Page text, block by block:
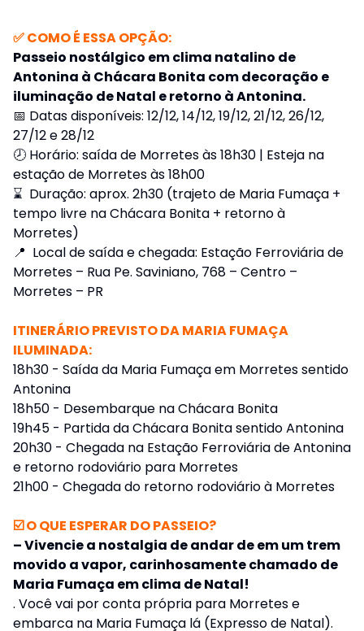
✅ COMO É ESSA OPÇÃO:
Passeio nostálgico em clima natalino de
Antonina à Chácara Bonita com decoração e
iluminação de Natal e retorno à Antonina.
📅 Datas disponíveis: 12/12, 14/12, 19/12, 21/12, 26/12,
27/12 e 28/12
🕗 Horário: saída de Morretes às 18h30 | Esteja na
estação de Morretes às 18h00
⌛ Duração: aprox. 2h30 (trajeto de Maria Fumaça +
tempo livre na Chácara Bonita + retorno à
Morretes)
📍 Local de saída e chegada: Estação Ferroviária de
Morretes – Rua Pe. Saviniano, 768 – Centro –
Morretes – PR
ITINERÁRIO PREVISTO DA MARIA FUMAÇA
ILUMINADA:
18h30 - Saída da Maria Fumaça em Morretes sentido
Antonina
18h50 - Desembarque na Chácara Bonita
19h45 - Partida da Chácara Bonita sentido Antonina
20h30 - Chegada na Estação Ferroviária de Antonina
e retorno rodoviário para Morretes
21h00 - Chegada do retorno rodoviário à Morretes
☑️ O QUE ESPERAR DO PASSEIO?
– Vivencie a nostalgia de andar de em um trem
movido a vapor, carinhosamente chamado de
Maria Fumaça em clima de Natal!
. Você vai por conta própria para Morretes e
embarca na Maria Fumaça lá (Expresso de Natal).